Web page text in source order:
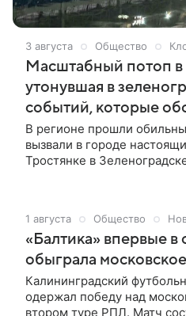
3 августа Общество
Масштабный потоп
утонувшая в
событий, которые
В регионе прошли
вызвали в городе
Тростянке в
1 августа Общество
«Балтика» впервые в
обыграла
Калининградский
одержал победу над
втором туре РПЛ. Матч